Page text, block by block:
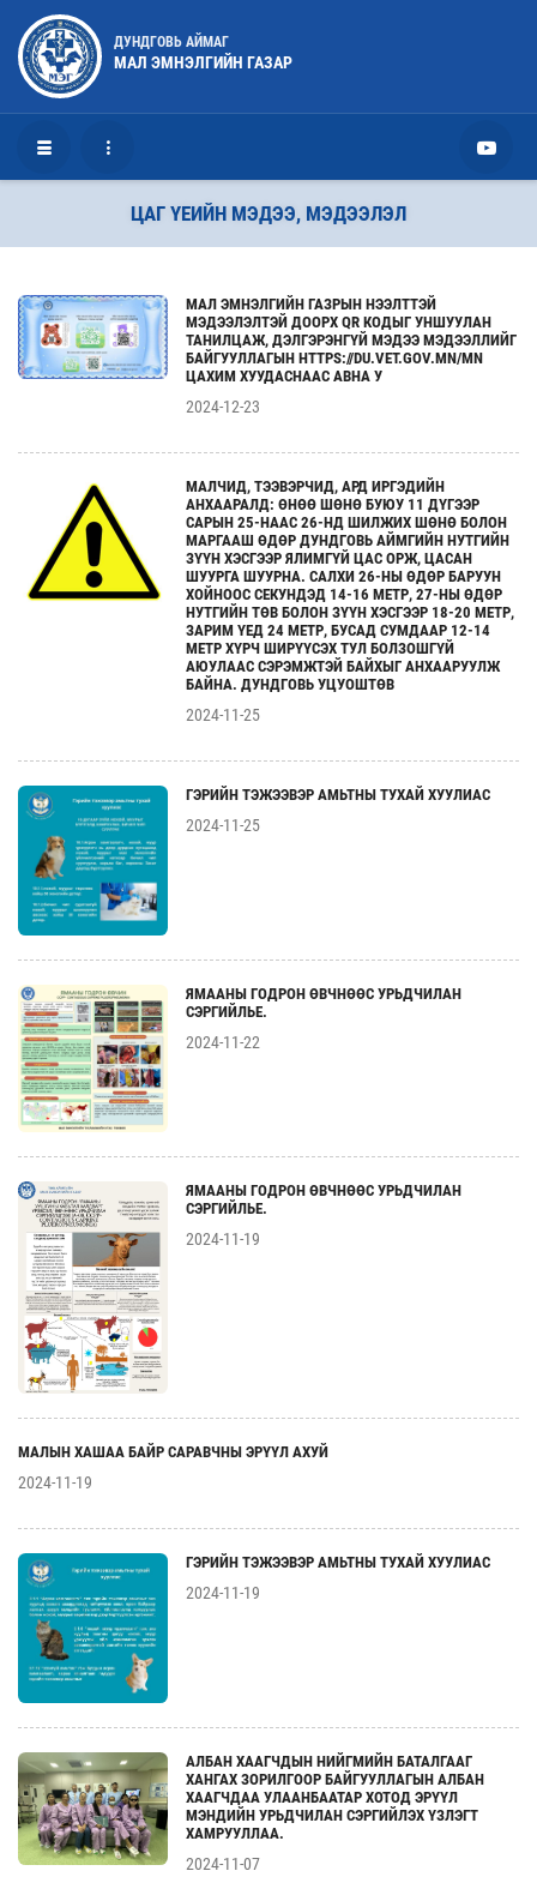
ДУНДГОВЬ АЙМАГ
МАЛ ЭМНЭЛГИЙН ГАЗАР
ЦАГ ҮЕИЙН МЭДЭЭ, МЭДЭЭЛЭЛ
МАЛ ЭМНЭЛГИЙН ГАЗРЫН НЭЭЛТТЭЙ
МЭДЭЭЛЭЛТЭЙ ДООРХ QR КОДЫГ УНШУУЛАН
ТАНИЛЦАЖ, ДЭЛГЭРЭНГҮЙ МЭДЭЭ МЭДЭЭЛЛИЙГ
БАЙГУУЛЛАГЫН HTTPS://DU.VET.GOV.MN/MN
ЦАХИМ ХУУДАСНААС АВНА У
2024-12-23
МАЛЧИД, ТЭЭВЭРЧИД, АРД ИРГЭДИЙН
АНХААРАЛД: ӨНӨӨ ШӨНӨ БУЮУ 11 ДҮГЭЭР
САРЫН 25-НААС 26-НД ШИЛЖИХ ШӨНӨ БОЛОН
МАРГААШ ӨДӨР ДУНДГОВЬ АЙМГИЙН НУТГИЙН
ЗҮҮН ХЭСГЭЭР ЯЛИМГҮЙ ЦАС ОРЖ, ЦАСАН
ШУУРГА ШУУРНА. САЛХИ 26-НЫ ӨДӨР БАРУУН
ХОЙНООС СЕКУНДЭД 14-16 МЕТР, 27-НЫ ӨДӨР
НУТГИЙН ТӨВ БОЛОН ЗҮҮН ХЭСГЭЭР 18-20 МЕТР,
ЗАРИМ ҮЕД 24 МЕТР, БУСАД СУМДААР 12-14
МЕТР ХҮРЧ ШИРҮҮСЭХ ТУЛ БОЛЗОШГҮЙ
АЮУЛААС СЭРЭМЖТЭЙ БАЙХЫГ АНХААРУУЛЖ
БАЙНА. ДУНДГОВЬ УЦУОШТӨВ
2024-11-25
ГЭРИЙН ТЭЖЭЭВЭР АМЬТНЫ ТУХАЙ ХУУЛИАС
2024-11-25
ЯМААНЫ ГОДРОН ӨВЧНӨӨС УРЬДЧИЛАН
СЭРГИЙЛЬЕ.
2024-11-22
ЯМААНЫ ГОДРОН ӨВЧНӨӨС УРЬДЧИЛАН
СЭРГИЙЛЬЕ.
2024-11-19
МАЛЫН ХАШАА БАЙР САРАВЧНЫ ЭРҮҮЛ АХУЙ
2024-11-19
ГЭРИЙН ТЭЖЭЭВЭР АМЬТНЫ ТУХАЙ ХУУЛИАС
2024-11-19
АЛБАН ХААГЧДЫН НИЙГМИЙН БАТАЛГААГ
ХАНГАХ ЗОРИЛГООР БАЙГУУЛЛАГЫН АЛБАН
ХААГЧДАА УЛААНБААТАР ХОТОД ЭРҮҮЛ
МЭНДИЙН УРЬДЧИЛАН СЭРГИЙЛЭХ ҮЗЛЭГТ
ХАМРУУЛЛАА.
2024-11-07